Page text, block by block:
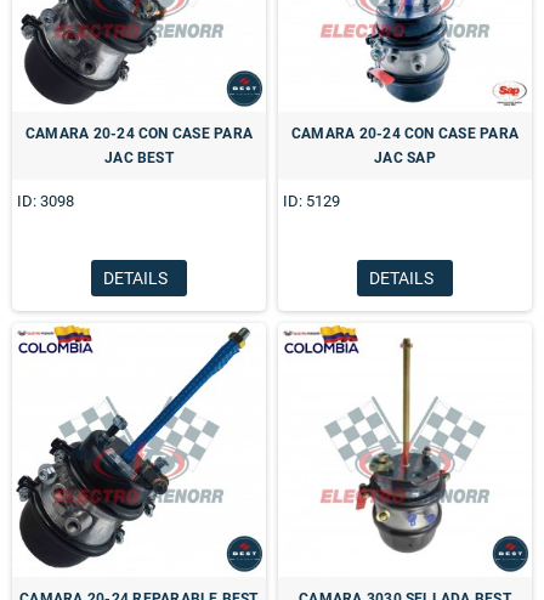
CAMARA 20-24 CON CASE PARA
JAC BEST
ID: 3098
DETAILS
CAMARA 20-24 CON CASE PARA
JAC SAP
ID: 5129
DETAILS